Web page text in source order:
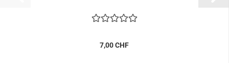
7,00 CHF